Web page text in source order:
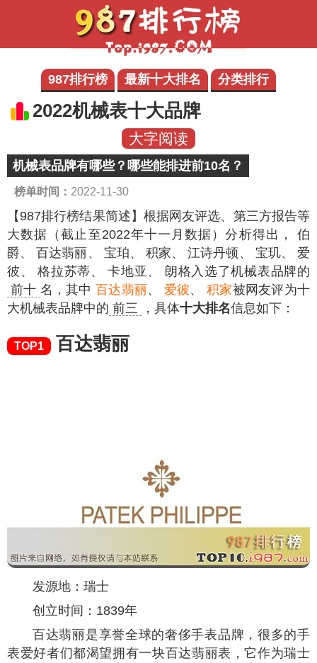
987排行榜 最新十大排名 分类排行
2022机械表十大品牌
大字阅读
机械表品牌有哪些？哪些能排进前10名？
榜单时间： 2022-11-30
【987排行榜结果简述】 根据网友评选、第三方报告等
大数据（截止至2022年十一月数据）分析得出， 伯
爵、 百达翡丽、 宝珀、 积家、 江诗丹顿、 宝玑、 爱
彼、 格拉苏蒂、 卡地亚、 朗格入选了机械表品牌的
前十 名，其中 百达翡丽、 爱彼、 积家被网友评为十
大机械表品牌中的 前三 ，具体十大排名信息如下：
TOP1 百达翡丽
发源地：瑞士
创立时间：1839年
百达翡丽是享誉全球的奢侈手表品牌，很多的手
表爱好者们都渴望拥有一块百达翡丽表，它作为瑞士